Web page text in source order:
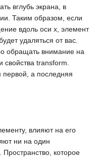
вглубь экрана, в
Таким образом, если
вдоль оси х , элемент
удаляться от вас.
обращать внимание на
свойства transform
а последняя
влияют на его
ни на один
. Пространство, которое